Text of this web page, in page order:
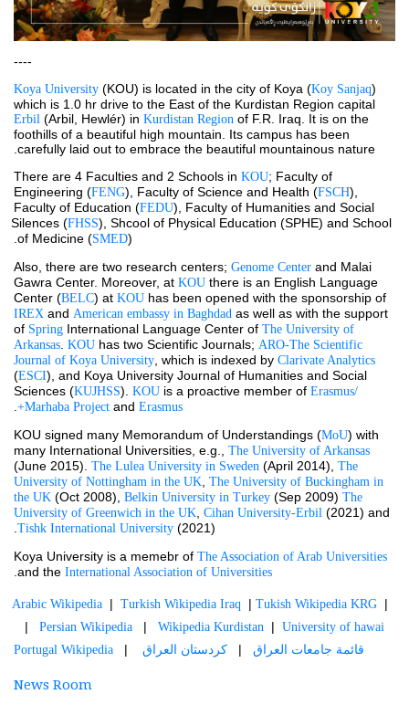
----
Koya University (KOU) is located in the city of Koya (Koy Sanjaq)
Erbil (Arbil, Hewlér) in Kurdistan Region of F.R. Iraq. It is on the
foothills of a beautiful high mountain. Its campus has been
carefully laid out to embrace the beautiful mountainous nature.
There are 4 Faculties and 2 Schools in KOU; Faculty of
Engineering (FENG), Faculty of Science and Health (FSCH),
Faculty of Education (FEDU), Faculty of Humanities and Social
Silences (FHSS), Shcool of Physical Education (SPHE) and School
of Medicine (SMED).
Also, there are two research centers; Genome Center and Malai
Gawra Center. Moreover, at KOU there is an English Language
Center (BELC) at KOU
IREX and American embassy in Baghdad as well as with the support
of Spring International Language Center of The University of
Arkansas KOU has two Scientific Journals; ARO-The Scientific
Journal of Koya University , which is indexed by Clarivate Analytics
(ESCI), and Koya University Journal of Humanities and Social
Sciences (KUJHSS). KOU is a proactive member of Erasmus/
Marhaba Project and Erasmus+
KOU signed many Memorandum of Understandings (MoU) with
many International Universities, e.g., The University of Arkansas
(June 2015). The Lulea University in Sweden (April 2014), The
University of Nottingham in the UK The University of Buckingham in
the UK (Oct 2008), Belkin University in Turkey (Sep 2009) The
University of Greenwich in the UK Cihan University-Erbil
Tishk International University (2021).
Koya University is a memebr of The Association of Arab Universities
and the International Association of Universities
Arabic Wikipedia | Turkish Wikipedia Iraq | Tukish Wikipedia KRG
Persian Wikipedia | Wikipedia Kurdistan | University of hawai
|
قائمة جامعات العراق | كردستان العراق |
Portugal Wikipedia
News Room